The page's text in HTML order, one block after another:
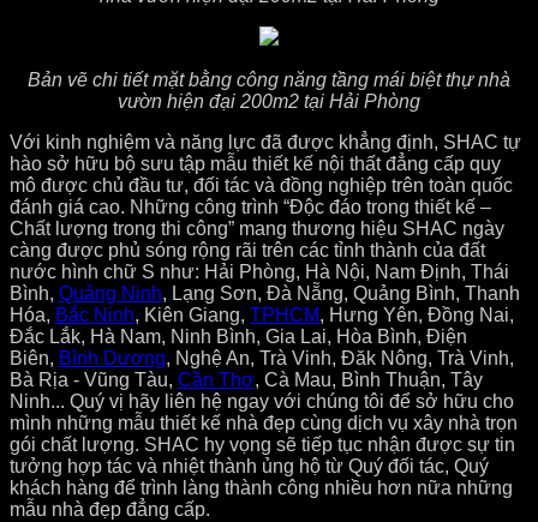
Bản vẽ chi tiết mặt bằng công năng tầng mái biệt thự nhà
vườn hiện đại 200m2 tại Hải Phòng
Với kinh nghiệm và năng lực đã được khẳng định, SHAC tự
hào sở hữu bộ sưu tập mẫu thiết kế nội thất đẳng cấp quy
mô được chủ đầu tư, đối tác và đồng nghiệp trên toàn quốc
đánh giá cao. Những công trình “Độc đáo trong thiết kế –
Chất lượng trong thi công” mang thương hiệu SHAC ngày
càng được phủ sóng rộng rãi trên các tỉnh thành của đất
nước hình chữ S như: Hải Phòng, Hà Nội, Nam Định, Thái
Bình, Quảng Ninh, Lạng Sơn, Đà Nẵng, Quảng Bình, Thanh
Hóa, Bắc Ninh, Kiên Giang, TPHCM, Hưng Yên, Đồng Nai,
Đắc Lắk, Hà Nam, Ninh Bình, Gia Lai, Hòa Bình, Điện
Biên, Bình Dương, Nghệ An, Trà Vinh, Đăk Nông, Trà Vinh,
Bà Rịa - Vũng Tàu, Cần Thơ, Cà Mau, Bình Thuận, Tây
Ninh... Quý vị hãy liên hệ ngay với chúng tôi để sở hữu cho
mình những mẫu thiết kế nhà đẹp cùng dịch vụ xây nhà trọn
gói chất lượng. SHAC hy vọng sẽ tiếp tục nhận được sự tin
tưởng hợp tác và nhiệt thành ủng hộ từ Quý đối tác, Quý
khách hàng để trình làng thành công nhiều hơn nữa những
mẫu nhà đẹp đẳng cấp.